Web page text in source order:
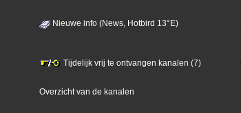
Nieuwe info (News, Hotbird 13°E)
Tijdelijk vrij te ontvangen kanalen (7)
Overzicht van de kanalen